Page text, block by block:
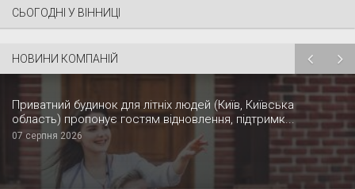
СЬОГОДНІ У ВІННИЦІ
НОВИНИ КОМПАНІЙ
Приватний будинок для літніх людей (Київ, Київська
область) пропонує гостям відновлення, підтримк...
07 серпня 2026